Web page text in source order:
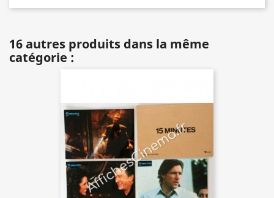
16 autres produits dans la même
catégorie :